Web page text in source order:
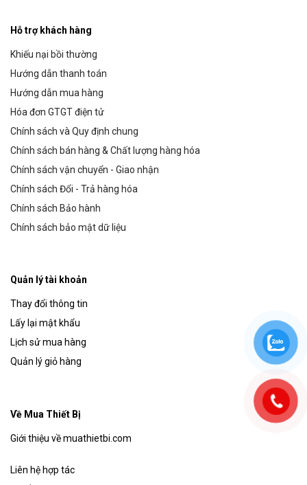
Hỗ trợ khách hàng
Khiếu nại bồi thường
Hướng dẫn thanh toán
Hướng dẫn mua hàng
Hóa đơn GTGT điện tử
Chính sách và Quy định chung
Chính sách bán hàng & Chất lượng hàng hóa
Chính sách vận chuyển - Giao nhận
Chính sách Đổi - Trả hàng hóa
Chính sách Bảo hành
Chính sách bảo mật dữ liệu
Quản lý tài khoản
Thay đổi thông tin
Lấy lại mật khẩu
Lịch sử mua hàng
Quản lý giỏ hàng
Về Mua Thiết Bị
Giới thiệu về muathietbi.com
Liên hệ hợp tác